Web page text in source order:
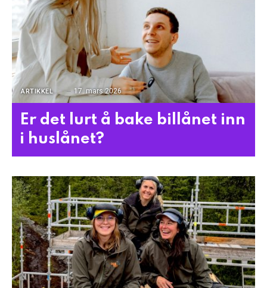
ARTIKKEL 17. mars 2026
Er det lurt å bake billånet inn
i huslånet?